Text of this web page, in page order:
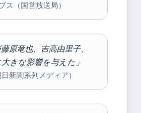
ス（国営放送局）
原竜也、吉高由里子、
きな影響を与えた」
新聞系列メディア）